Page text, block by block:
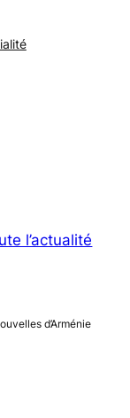
l’actualité
d’Arménie